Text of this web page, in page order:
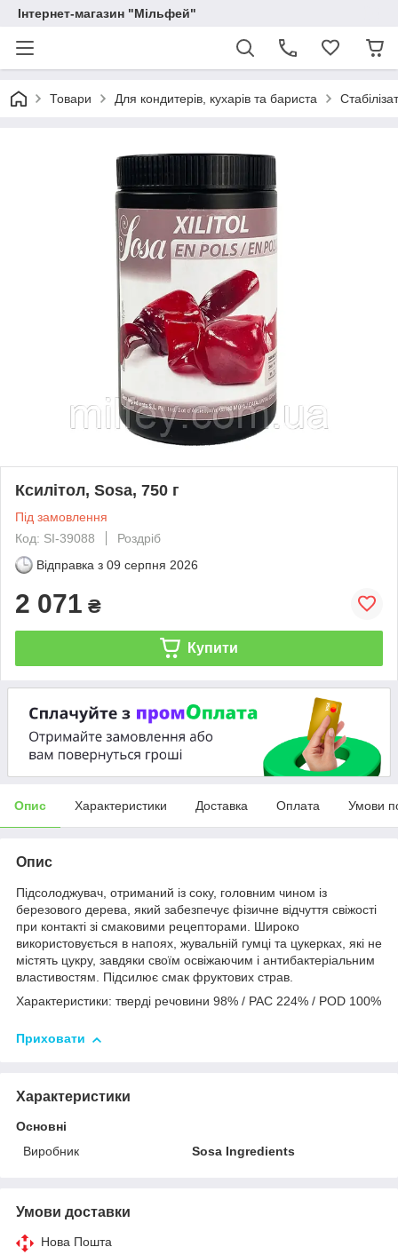
Інтернет-магазин "Мільфей"
Товари Для кондитерів, кухарів та бариста
Ксилітол, Sosa, 750 г
Під замовлення
Код: SI-39088
Роздріб
Відправка з 09 серпня 2026
2 071 ₴
Купити
Опис Характеристики Доставка Оплата Умови
Опис
Підсолоджувач, отриманий із соку, головним чином із
березового дерева, який забезпечує фізичне відчуття свіжості
при контакті зі смаковими рецепторами. Широко
використовується в напоях, жувальній гумці та цукерках, які не
містять цукру, завдяки своїм освіжаючим і антибактеріальним
властивостям. Підсилює смак фруктових страв.
Характеристики: тверді речовини 98% / PAC 224% / POD 100%
Приховати
Характеристики
Основні
Виробник
Sosa Ingredients
Умови доставки
Нова Пошта